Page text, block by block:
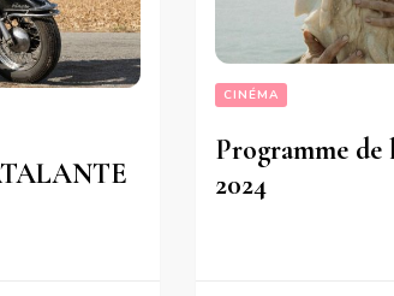
CINÉMA
Programme
2024